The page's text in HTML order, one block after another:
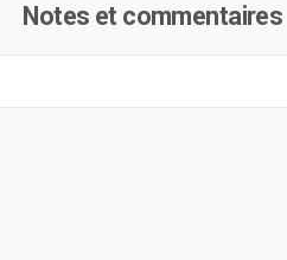
Notes et commentaires